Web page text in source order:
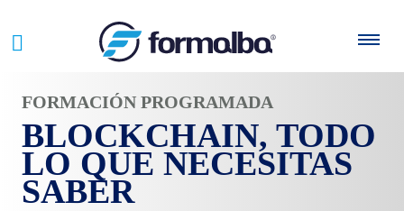
FORMACIÓN PROGRAMADA
BLOCKCHAIN, TODO
LO QUE NECESITAS
SABER